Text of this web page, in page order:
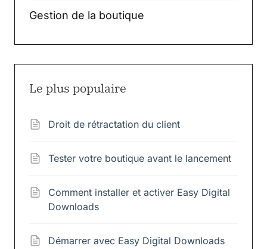
Gestion de la boutique
Le plus populaire
Droit de rétractation du client
Tester votre boutique avant le lancement
Comment installer et activer Easy Digital
Downloads
Démarrer avec Easy Digital Downloads